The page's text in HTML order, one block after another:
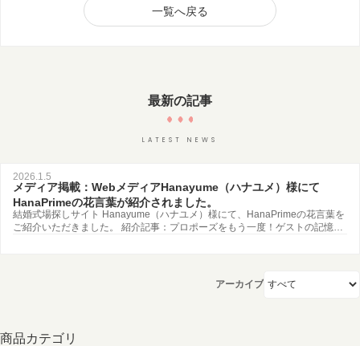
一覧へ戻る
最新の記事
LATEST NEWS
2026.1.5
メディア掲載：WebメディアHanayume（ハナユメ）様にて
HanaPrimeの花言葉が紹介されました。
結婚式場探しサイト Hanayume（ハナユメ）様にて、HanaPrimeの花言葉を
ご紹介いただきました。 紹介記事：プロポーズをもう一度！ゲストの記憶に
アーカイブ
商品カテゴリ